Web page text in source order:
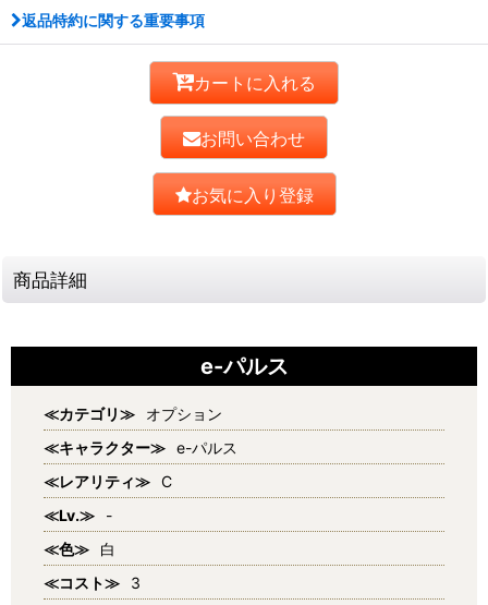
返品特約に関する重要事項
カートに入れる
お問い合わせ
お気に入り登録
商品詳細
e-パルス
≪カテゴリ≫
オプション
≪キャラクター≫ e-パルス
≪レアリティ≫ C
≪Lv.≫
-
≪色≫
白
≪コスト≫
3